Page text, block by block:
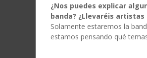
¿Nos puedes explicar
banda? ¿Llevaréis
Solamente estaremos la
estamos pensando qué